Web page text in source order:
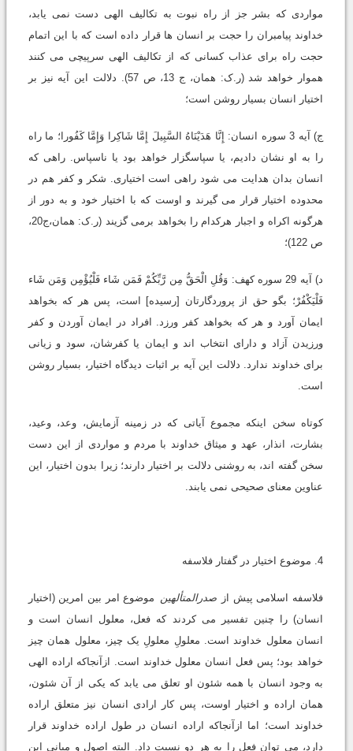
مواردى که بشر جز از راه نبوت به تکالیف الهى دست نمى یابد،
خداوند پیامبران را حجت بر انسان ها قرار داده است که با این اتمام
حجت راه براى عذاب کسانى که از تکالیف الهى سرپیچى مى کنند
هموار خواهد شد (ر.ک: همان، ج 13، ص 57). دلالت این آیه نیز بر
اختیار انسان بسیار روشن است؛
ج) آیه 3 سوره انسان: إِنَّا هَدَیْنَاهُ السَّبِیلَ إِمَّا شَاکِرا وَإِمَّا کَفُورا؛ ما راه
را به او نشان دادیم، یا سپاسگزار خواهد بود یا ناسپاس. راهى که
انسان بدان هدایت مى شود راهى است اختیارى. شکر و کفر هم در
محدوده اختیار قرار مى گیرند و اوست که با اختیار خود و به دور از
هرگونه اکراه و اجبار هرکدام را بخواهد برمى گزیند (ر.ک: همان،ج20،
ص 122)؛
د) آیه 29 سوره کهف: وَقُلِ الْحَقُّ مِن رَّبِّکُمْ فَمَن شَاء فَلْیُؤْمِن وَمَن شَاء
فَلْیَکْفُرْ؛ بگو حق از پروردگارتان [رسیده] است، پس هر که بخواهد
ایمان آورد و هر که بخواهد کفر ورزد. افراد در ایمان آوردن و کفر
ورزیدن آزاد و داراى انتخاب اند و ایمان یا کفرشان، سود و زیانى
براى خداوند ندارد. دلالت این آیه بر اثبات دیدگاه اختیار، بسیار روشن
است.
کوتاه سخن اینکه مجموع آیاتى که در زمینه آزمایش، وعد، وعید،
بشارت، انذار، عهد و میثاق خداوند با مردم و مواردى از این دست
سخن گفته اند، به روشنى دلالت بر اختیار دارند؛ زیرا بدون اختیار، این
عناوین معناى صحیحى نمى یابند.
4. موضوع اختیار در گفتار فلاسفه
فلاسفه اسلامى پیش از صدرالمتألهین موضوع امر بین امرین (اختیار
انسان) را چنین تفسیر مى کردند که فعل، معلول انسان است و
انسان معلول خداوند است. معلولِ معلولِ یک چیز، معلول همان چیز
خواهد بود؛ پس فعل انسان معلول خداوند است. ازآنجاکه اراده الهى
به وجود انسان با همه شئون او تعلق مى یابد که یکى از آن شئون،
همان اراده و اختیار اوست، پس کار ارادى انسان نیز متعلق اراده
خداوند است؛ اما ازآنجاکه اراده انسان در طول اراده خداوند قرار
دارد، مى توان فعل را به هر دو نسبت داد. البته اصول و مبانى این